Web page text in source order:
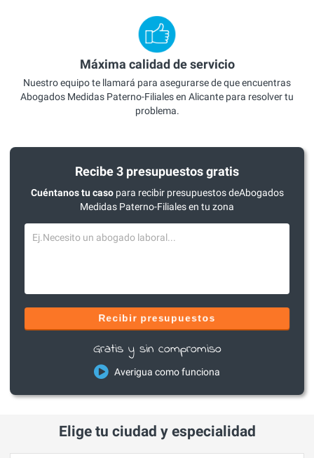
Máxima calidad de servicio
Nuestro equipo te llamará para asegurarse de que encuentras
Abogados Medidas Paterno-Filiales en Alicante para resolver tu
problema.
Recibe 3 presupuestos gratis
Cuéntanos tu casopara recibir presupuestos deAbogados
Medidas Paterno-Filiales en tu zona
Recibir presupuestos
Gratis y sin compromiso
Averigua como funciona
Elige tu ciudad y especialidad